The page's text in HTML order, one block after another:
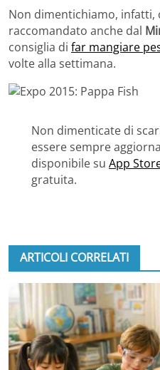
Non dimentichiamo, infatti,
raccomandato anche dal
consiglia di far mangiare
volte alla settimana.
Non dimenticate di
essere sempre
disponibile su App
gratuita.
ARTICOLI CORRELATI